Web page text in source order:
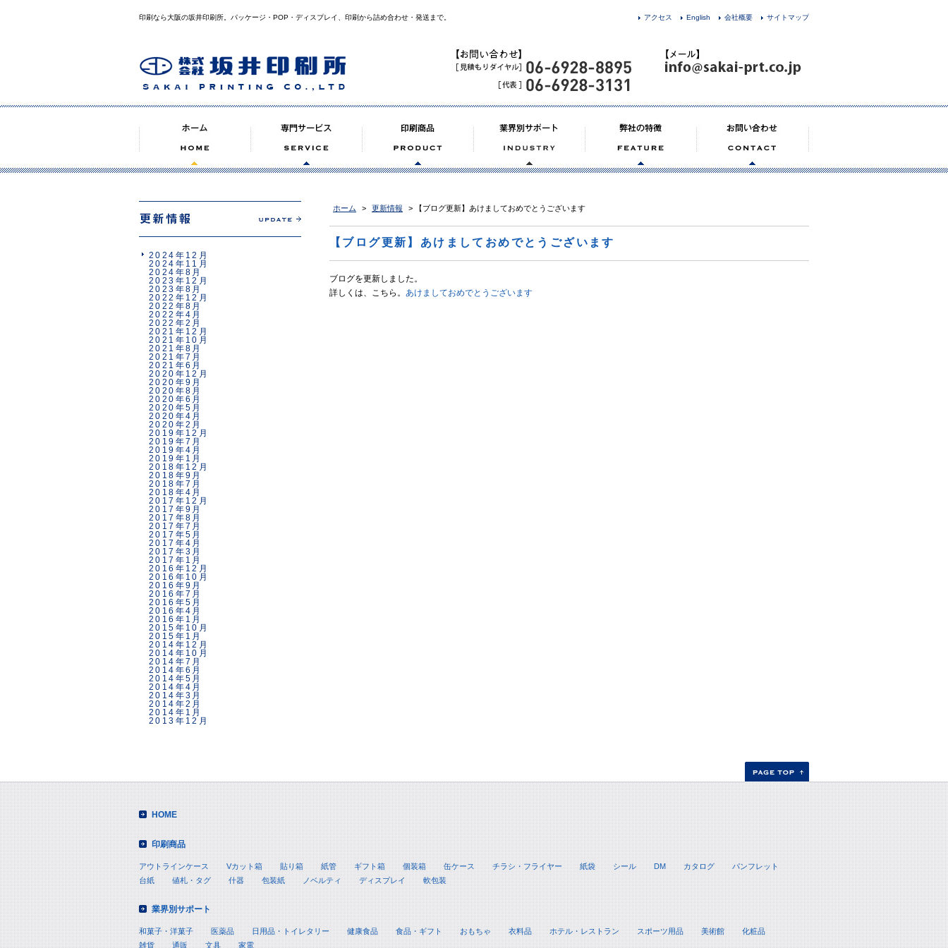
印刷なら大阪の坂井印刷所。パッケージ・POP・ディスプレイ、印刷から詰め合わせ・発送まで。 アクセス English 会社概要 サイトマップ
2024年12月
2024年11月
2024年8月
2023年12月
2023年8月
2022年12月
2022年8月
2022年4月
2022年2月
2021年12月
2021年10月
2021年8月
2021年7月
2021年6月
2020年12月
2020年9月
2020年8月
2020年6月
2020年5月
2020年4月
2020年2月
2019年12月
2019年7月
2019年4月
2019年1月
2018年12月
2018年9月
2018年7月
2018年4月
2017年12月
2017年9月
2017年8月
2017年7月
2017年5月
2017年4月
2017年3月
2017年1月
2016年12月
2016年10月
2016年9月
2016年7月
2016年5月
2016年4月
2016年1月
2015年10月
2015年1月
2014年12月
2014年10月
2014年7月
2014年6月
2014年5月
2014年4月
2014年3月
2014年2月
2014年1月
2013年12月
ホーム > 更新情報 > 【ブログ更新】あけましておめでとうございます
【ブログ更新】あけましておめでとうございます
ブログを更新しました。
詳しくは、こちら。 あけましておめでとうございます
HOME
印刷商品
アウトラインケース Vカット箱 貼り箱 紙管 ギフト箱 個装箱 缶ケース チラシ・フライヤー 紙袋 シール DM カタログ
パンフレット
台紙
値札・タグ 什器 包装紙 ノベルティ ディスプレイ 軟包装
業界別サポート
和菓子・洋菓子 医薬品 日用品・トイレタリー 健康食品 食品・ギフト おもちゃ 衣料品 ホテル・レストラン スポーツ用品 美術館
化粧品
雑貨
通販 文具 家電